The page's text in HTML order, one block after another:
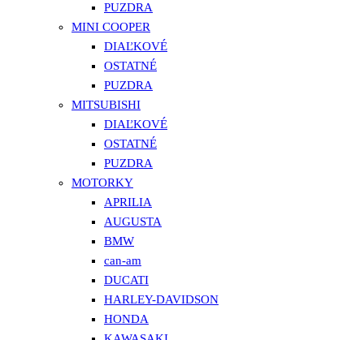
PUZDRA
MINI COOPER
DIAĽKOVÉ
OSTATNÉ
PUZDRA
MITSUBISHI
DIAĽKOVÉ
OSTATNÉ
PUZDRA
MOTORKY
APRILIA
AUGUSTA
BMW
can-am
DUCATI
HARLEY-DAVIDSON
HONDA